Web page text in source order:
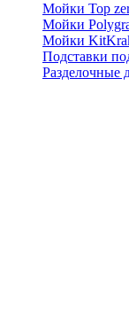
Мойки Top
Мойки
Мойки
Подставки
Разделочные